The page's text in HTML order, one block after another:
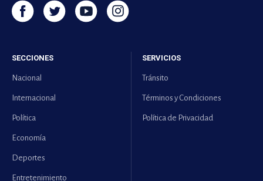
SECCIONES
Nacional
Internacional
Política
Economía
Deportes
Entretenimiento
SERVICIOS
Tránsito
Términos y Condiciones
Política de Privacidad